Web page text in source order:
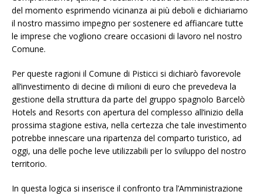
del momento esprimendo vicinanza ai più deboli e dichiariamo
il nostro massimo impegno per sostenere ed affiancare tutte
le imprese che vogliono creare occasioni di lavoro nel nostro
Comune.
Per queste ragioni il Comune di Pisticci si dichiarò favorevole
all’investimento di decine di milioni di euro che prevedeva la
gestione della struttura da parte del gruppo spagnolo Barcelò
Hotels and Resorts con apertura del complesso all’inizio della
prossima stagione estiva, nella certezza che tale investimento
potrebbe innescare una ripartenza del comparto turistico, ad
oggi, una delle poche leve utilizzabili per lo sviluppo del nostro
territorio.
In questa logica si inserisce il confronto tra l’Amministrazione